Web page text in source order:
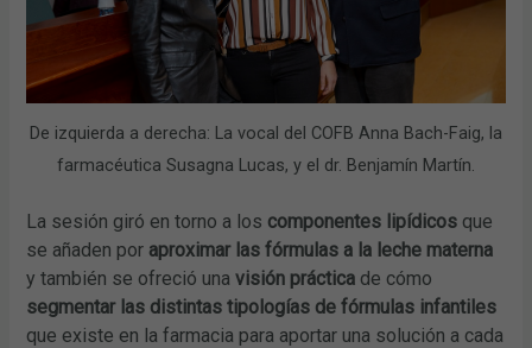
De izquierda a derecha: La vocal del COFB Anna Bach-Faig, la
farmacéutica Susagna Lucas, y el dr. Benjamín Martín.
La sesión giró en torno a los componentes lipídicos que
se añaden por aproximar las fórmulas a la leche materna
y también se ofreció unavisión práctica de cómo
segmentar las distintas tipologías de fórmulas infantiles
que existe en la farmacia para aportar una solución a cada